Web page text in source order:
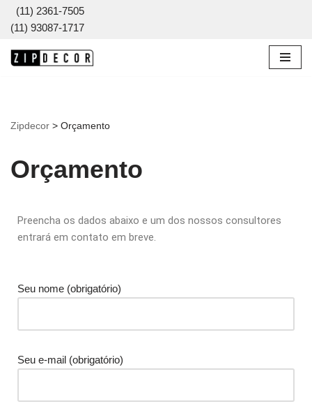
Pular
para
(11) 2361-7505
(11) 93087-1717
Zipdecor > Orçamento
Orçamento
Preencha os dados abaixo e um dos nossos consultores
entrará em contato em breve.
Seu nome (obrigatório)
Seu e-mail (obrigatório)